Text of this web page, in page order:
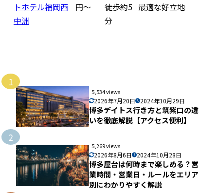
トホテル福岡西
中洲
円〜
徒歩約5
分
最適な好立地
1
5,534 views
2026年7月20日 2024年10月29日
博多デイトス行き方と筑紫口の違
いを徹底解説【アクセス便利】
2
5,269 views
2026年8月6日 2024年10月28日
博多屋台は何時まで楽しめる？営
業時間・営業日・ルールをエリア
別にわかりやすく解説